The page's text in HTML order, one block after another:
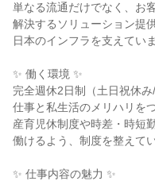
単なる流通だけでなく、お
解決するソリューション提
日本のインフラを支えていま
✨ 働く環境 ✨
完全週休2日制（土日祝休
仕事と私生活のメリハリを
産育児休制度や時差・時短
働けるよう、制度を整えてい
✨ 仕事内容の魅力 ✨